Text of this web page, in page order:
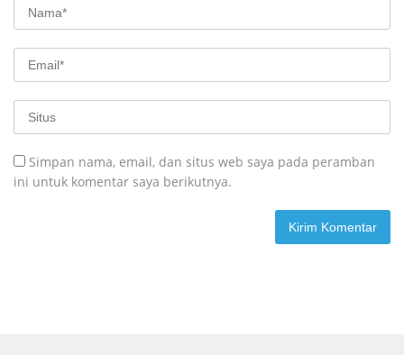
Simpan nama, email, dan situs web saya pada peramban
ini untuk komentar saya berikutnya.